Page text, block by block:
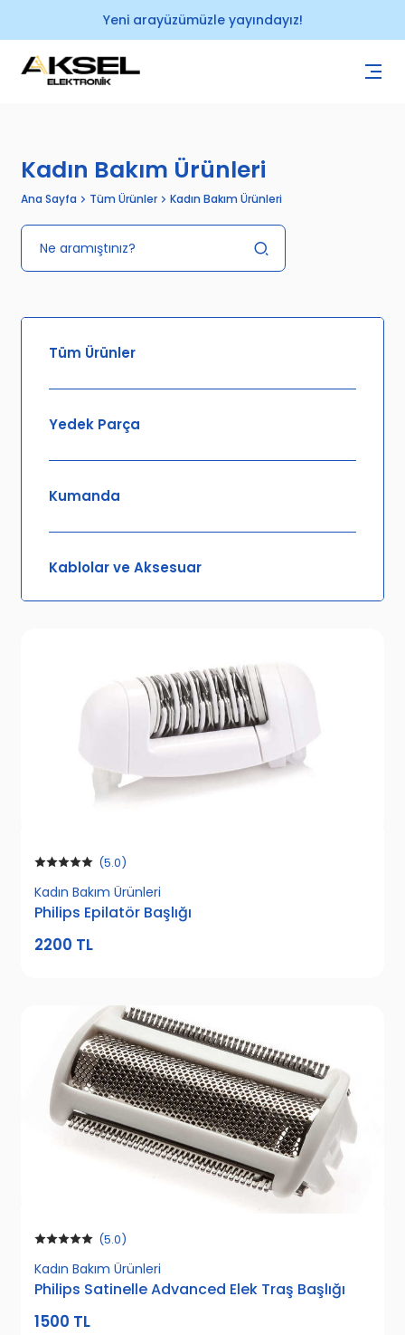
Yeni arayüzümüzle yayındayız!
Kadın Bakım Ürünleri
Ana Sayfa Tüm Ürünler Kadın Bakım Ürünleri
Tüm Ürünler
Yedek Parça
Kumanda
Kablolar ve Aksesuar
Sağlık
Kadın Bakım Ürünleri
Erkek Bakım Ürünleri
Kişisel Bakım
Mutfak Ürünleri
Hava Temizleme
Elektrikli Süpürgeler
(5.0)
Kadın Bakım Ürünleri
Philips Epilatör Başlığı
2200 TL
(5.0)
Kadın Bakım Ürünleri
Philips Satinelle Advanced Elek Traş Başlığı
1500 TL